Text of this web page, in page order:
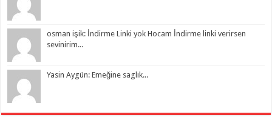
osman işik: İndirme Linki yok Hocam İndirme linki verirsen
sevinirim...
Yasin Aygün: Emeğine saglık...